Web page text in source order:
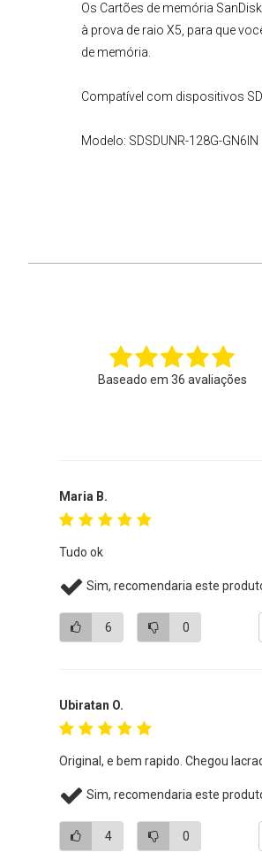
Os Cartões de memória SanDisk
à prova de raio X5, para que
de memória.
Compatível com dispositivos
Modelo: SDSDUNR-128G-GN6IN
Baseado em 36 avaliações
Maria B.
Tudo ok
Sim, recomendaria este
6 0
Ubiratan O.
Original, e bem rapido. Chegou
Sim, recomendaria este
4 0